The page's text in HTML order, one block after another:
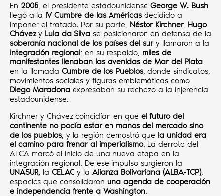
En 2005, el presidente estadounidense George W. Bush
llegó a la IV Cumbre de las Américasdecidido a
imponer el tratado. Por su parte, Néstor Kirchner, Hugo
Chávez y Lula da Silva se posicionaron en defensa de la
soberanía nacional de los países del sury llamaron a la
integración regional; en su respaldo, miles de
manifestantes llenaban las avenidas de Mar del Plata
en la llamada Cumbre de los Pueblos, donde sindicatos,
movimientos sociales y figuras emblemáticas como
Diego Maradona expresaban su rechazo a la injerencia
estadounidense.
Kirchner y Chávez coincidían en que el futuro del
continente no podía estar en manos del mercado sino
de los pueblos, y la región demostró que la unidad era
el camino para frenar al imperialismo. La derrota del
ALCA marcó el inicio de una nueva etapa en la
integración regional. De ese impulso surgieron la
UNASUR, la CELAC y la Alianza Bolivariana (ALBA-TCP),
espacios que consolidaron una agenda de cooperación
e independencia frente a Washington.